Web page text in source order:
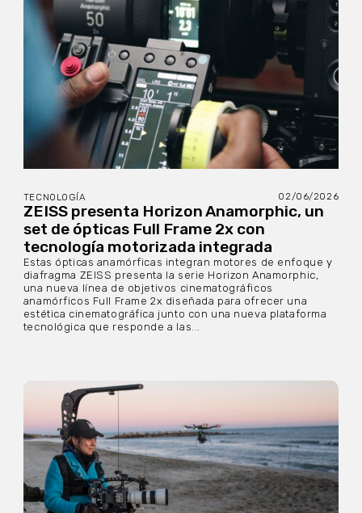
TECNOLOGÍA 02/06/2026
ZEISS presenta Horizon Anamorphic, un
set de ópticas Full Frame 2x con
tecnología motorizada integrada
Estas ópticas anamórficas integran motores de enfoque y
diafragma ZEISS presenta la serie Horizon Anamorphic,
una nueva línea de objetivos cinematográficos
anamórficos Full Frame 2x diseñada para ofrecer una
estética cinematográfica junto con una nueva plataforma
tecnológica que responde a las...